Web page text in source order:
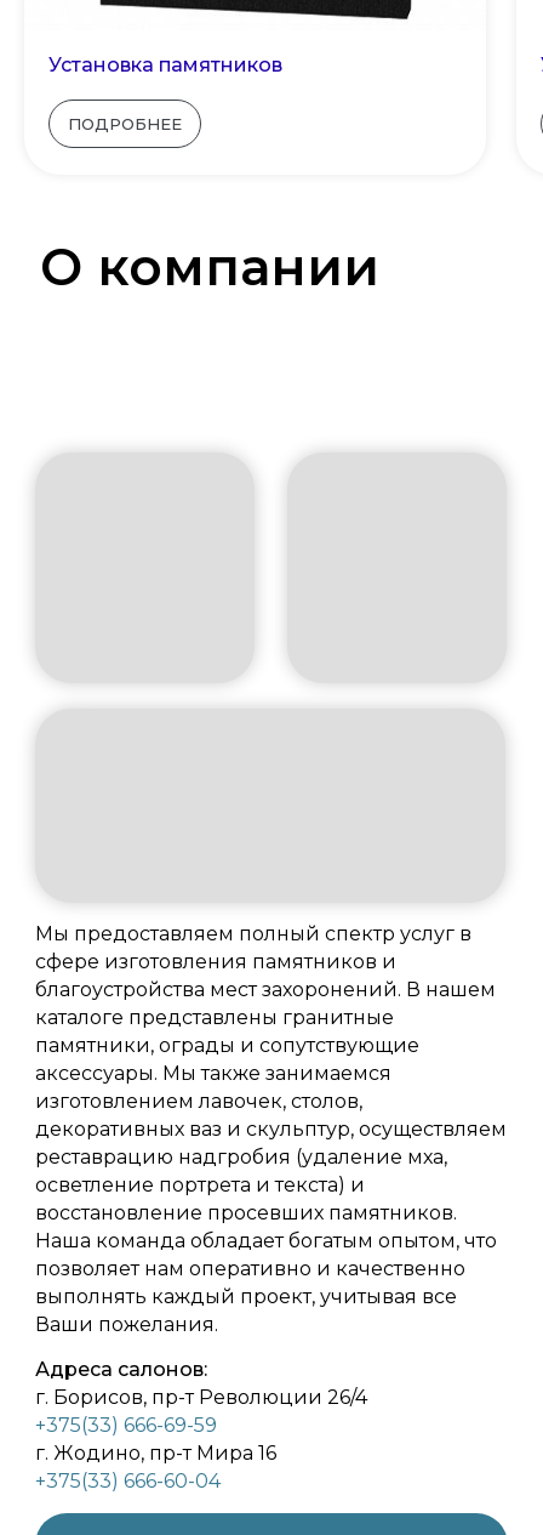
Установка памятников
ПОДРОБНЕЕ
Мы предоставляем полный спектр услуг в
сфере изготовления памятников и
благоустройства мест захоронений. В нашем
каталоге представлены гранитные
памятники, ограды и сопутствующие
аксессуары. Мы также занимаемся
изготовлением лавочек, столов,
декоративных ваз и скульптур, осуществляем
реставрацию надгробия (удаление мха,
осветление портрета и текста) и
восстановление просевших памятников.
Наша команда обладает богатым опытом, что
позволяет нам оперативно и качественно
выполнять каждый проект, учитывая все
Ваши пожелания.
Адреса салонов:
г. Борисов, пр-т Революции 26/4
+375(33) 666-69-59
г. Жодино, пр-т Мира 16
+375(33) 666-60-04
О компании